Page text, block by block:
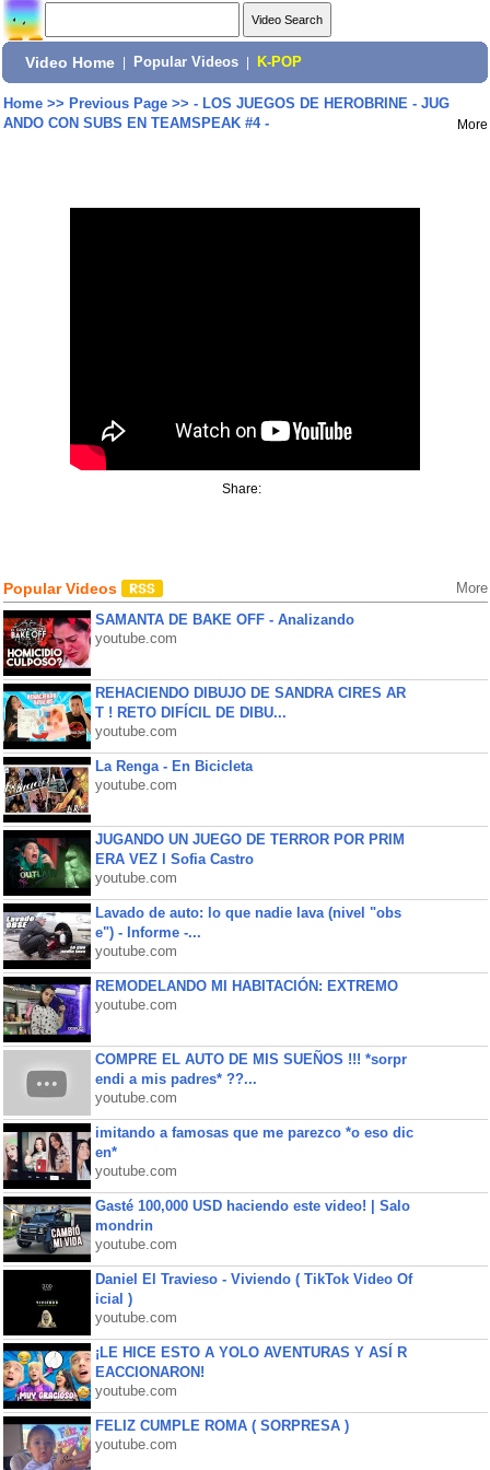
Video Home Popular Videos K-POP
Home>> Previous Page>> - LOS JUEGOS DE HEROBRINE - JUG
ANDO CON SUBS EN TEAMSPEAK #4 -
More
Share:
Popular Videos More
SAMANTA DE BAKE OFF - Analizando
youtube.com
REHACIENDO DIBUJO DE SANDRA CIRES AR
T ! RETO DIFÍCIL DE DIBU...
youtube.com
La Renga - En Bicicleta
youtube.com
JUGANDO UN JUEGO DE TERROR POR PRIM
ERA VEZ l Sofia Castro
youtube.com
Lavado de auto: lo que nadie lava (nivel "obs
e") - Informe -...
youtube.com
REMODELANDO MI HABITACIÓN: EXTREMO
youtube.com
COMPRE EL AUTO DE MIS SUEÑOS !!! *sorpr
endi a mis padres* ??...
youtube.com
imitando a famosas que me parezco *o eso dic
en*
youtube.com
Gasté 100,000 USD haciendo este video! | Salo
mondrin
youtube.com
Daniel El Travieso - Viviendo ( TikTok Video Of
icial )
youtube.com
¡LE HICE ESTO A YOLO AVENTURAS Y ASÍ R
EACCIONARON!
youtube.com
FELIZ CUMPLE ROMA ( SORPRESA )
youtube.com